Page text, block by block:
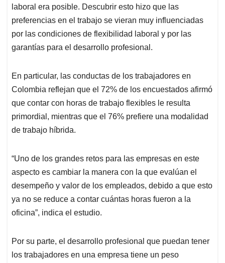
laboral era posible. Descubrir esto hizo que las
preferencias en el trabajo se vieran muy influenciadas
por las condiciones de flexibilidad laboral y por las
garantías para el desarrollo profesional.
En particular, las conductas de los trabajadores en
Colombia reflejan que el 72% de los encuestados afirmó
que contar con horas de trabajo flexibles le resulta
primordial, mientras que el 76% prefiere una modalidad
de trabajo híbrida.
“Uno de los grandes retos para las empresas en este
aspecto es cambiar la manera con la que evalúan el
desempeño y valor de los empleados, debido a que esto
ya no se reduce a contar cuántas horas fueron a la
oficina”, indica el estudio.
Por su parte, el desarrollo profesional que puedan tener
los trabajadores en una empresa tiene un peso